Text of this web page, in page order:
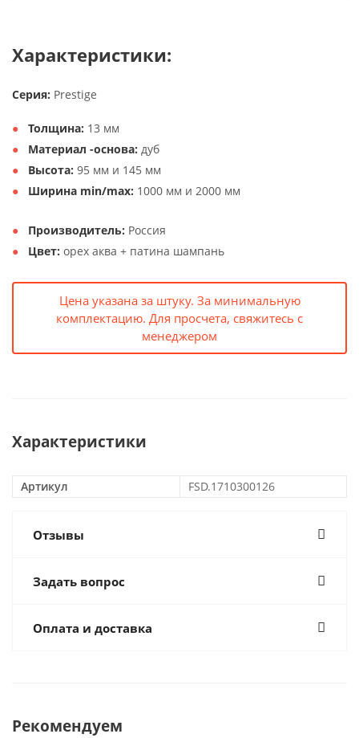
Характеристики:
Серия: Prestige
Толщина: 13 мм
Материал -основа: дуб
Высота: 95 мм и 145 мм
Ширина min/max: 1000 мм и 2000 мм
Производитель: Россия
Цвет: орех аква + патина шампань
Цена указана за штуку. За минимальную
комплектацию. Для просчета, свяжитесь с
менеджером
Характеристики
Артикул FSD.1710300126
Отзывы
Задать вопрос
Оплата и доставка
Рекомендуем